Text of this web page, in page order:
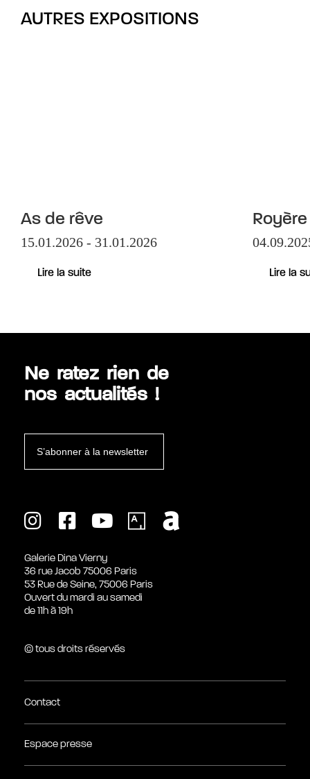
AUTRES EXPOSITIONS
As de rêve
15.01.2026 - 31.01.2026
Lire la suite Lire la
Ne ratez rien de
nos actualités !
S’abonner à la newsletter
Galerie Dina Vierny
36 rue Jacob 75006 Paris
53 Rue de Seine, 75006 Paris
Ouvert du mardi au samedi
de 11h à 19h
© tous droits réservés
Contact
Espace presse